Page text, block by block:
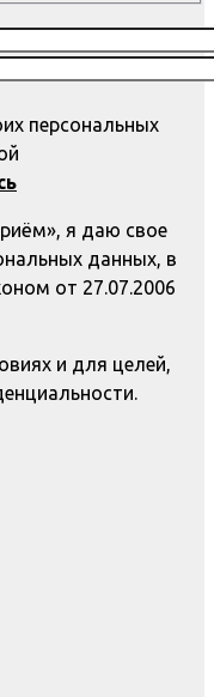
персональных
я даю свое
данных, в
от 27.07.2006
и для целей,